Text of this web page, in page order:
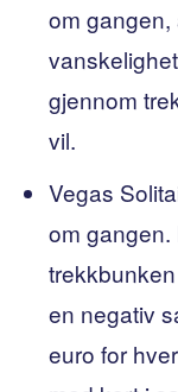
om
gjennom
vil.
Vegas
om
en negativ
euro for